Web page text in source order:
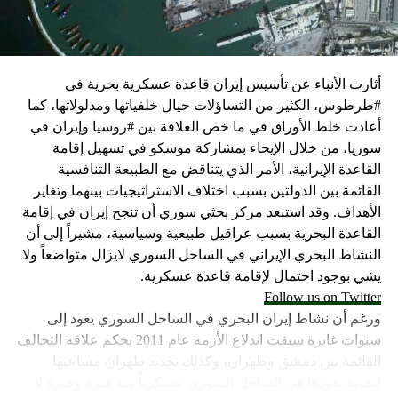
كما وقال بيان من مكتب نتنياهو إنه مصر على بقاء القوات
الإسرائيلية في محور فيلادلفيا “لمنع الإرهابيين من إعادة
التسلح”.
وفي هذا السياق، قال الكاتب والباحث السياسي الفلسطيني
جمال زقوت في حديث لـ”سكاي نيوز عربية”:
حماس ليست عقبة في المفاوضات وأي حديث من هذا
القبيل تجني على الموقف الفلسطيني.
المعضلة الأساسية هي أن نتنياهو يعرض المجتمع
الإسرائيلي والمنطقة للخطر.
حماس وافقت على الإطار الرئيسي الذي قدمه جو بايدن
وقالت إنها وافقت على تصورات يوليو.
حماس تدرك أن وقف إطلاق النار مصلحة لفلسطين
والمنطقة.
أثارت الأنباء عن تأسيس إيران قاعدة عسكرية بحرية في
#طرطوس، الكثير من التساؤلات حيال خلفياتها ومدلولاتها، كما
أعادت خلط الأوراق في ما خص العلاقة بين #روسيا وإيران في
سوريا، من خلال الإيحاء بمشاركة موسكو في تسهيل إقامة
القاعدة الإيرانية، الأمر الذي يتناقض مع الطبيعة التنافسية
القائمة بين الدولتين بسبب اختلاف الاستراتيجيات بينهما وتغاير
الأهداف. وقد استبعد مركز بحثي سوري أن تنجح إيران في إقامة
القاعدة البحرية بسبب عراقيل طبيعية وسياسية، مشيراً إلى أن
النشاط البحري الإيراني في الساحل السوري لايزال متواضعاً ولا
يشي بوجود احتمال لإقامة قاعدة عسكرية.
Follow us on Twitter
ورغم أن نشاط إيران البحري في الساحل السوري يعود إلى
سنوات غابرة سبقت اندلاع الأزمة عام 2011 بحكم علاقة التحالف